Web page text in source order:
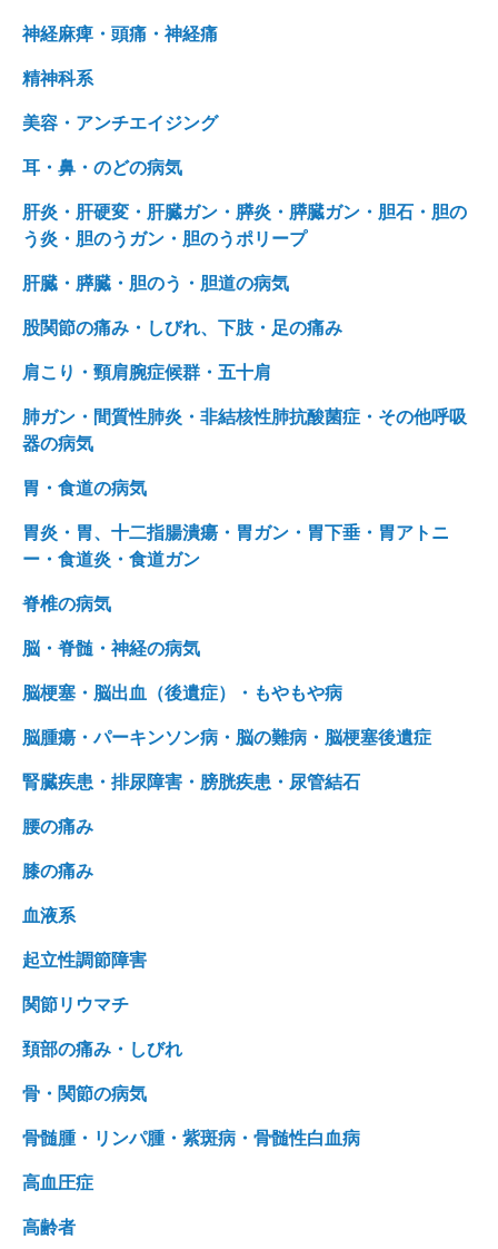
神経麻痺・頭痛・神経痛
精神科系
美容・アンチエイジング
耳・鼻・のどの病気
肝炎・肝硬変・肝臓ガン・膵炎・膵臓ガン・胆石・胆の
う炎・胆のうガン・胆のうポリープ
肝臓・膵臓・胆のう・胆道の病気
股関節の痛み・しびれ、下肢・足の痛み
肩こり・頸肩腕症候群・五十肩
肺ガン・間質性肺炎・非結核性肺抗酸菌症・その他呼吸
器の病気
胃・食道の病気
胃炎・胃、十二指腸潰瘍・胃ガン・胃下垂・胃アトニ
ー・食道炎・食道ガン
脊椎の病気
脳・脊髄・神経の病気
脳梗塞・脳出血（後遺症）・もやもや病
脳腫瘍・パーキンソン病・脳の難病・脳梗塞後遺症
腎臓疾患・排尿障害・膀胱疾患・尿管結石
腰の痛み
膝の痛み
血液系
起立性調節障害
関節リウマチ
頚部の痛み・しびれ
骨・関節の病気
骨髄腫・リンパ腫・紫斑病・骨髄性白血病
高血圧症
高齢者